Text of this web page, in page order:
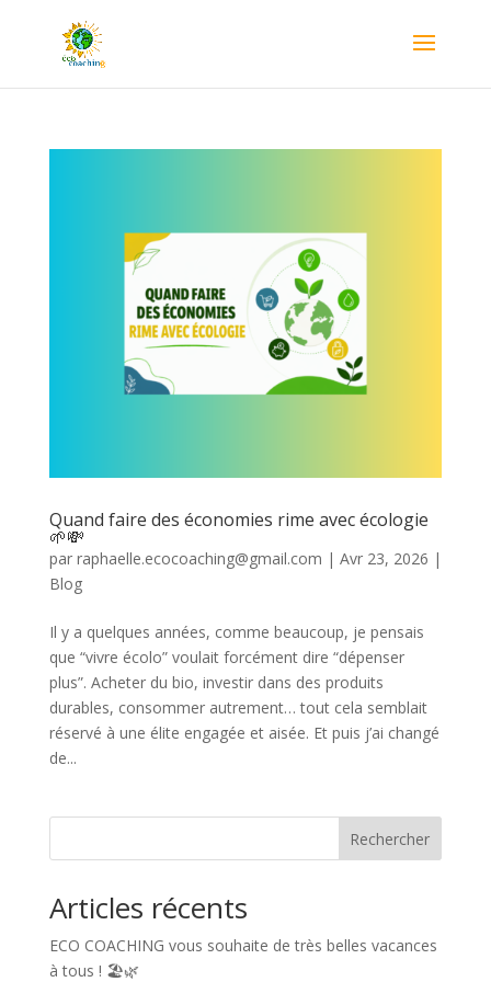
Quand faire des économies rime avec écologie
🌱💸
par raphaelle.ecocoaching@gmail.com | Avr 23, 2026 |
Blog
Il y a quelques années, comme beaucoup, je pensais
que “vivre écolo” voulait forcément dire “dépenser
plus”. Acheter du bio, investir dans des produits
durables, consommer autrement… tout cela semblait
réservé à une élite engagée et aisée. Et puis j’ai changé
de...
Rechercher
Articles récents
ECO COACHING vous souhaite de très belles vacances
à tous ! 🏖️🌿